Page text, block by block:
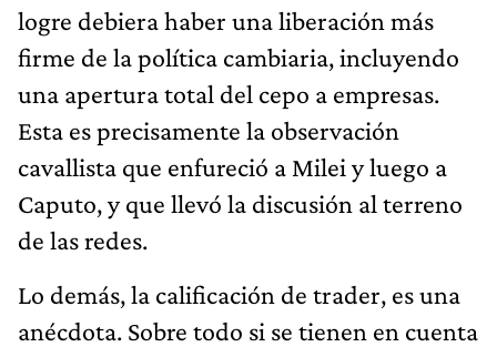
logre debiera haber una liberación más
firme de la política cambiaria, incluyendo
una apertura total del cepo a empresas.
Esta es precisamente la observación
cavallista que enfureció a Milei y luego a
Caputo, y que llevó la discusión al terreno
de las redes.
Lo demás, la calificación de trader, es una
anécdota. Sobre todo si se tienen en cuenta